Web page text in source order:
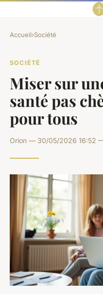
Accueil›Société
SOCIÉTÉ
Miser sur
santé pas
pour tous
Orion — 30/05/2026 16:52